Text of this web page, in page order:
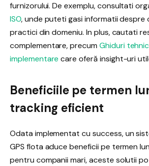
furnizorului. De exemplu, consultati
ISO, unde puteti gasi informatii despre
practici din domeniu. In plus, cautati
complementare, precum Ghiduri
implementare care oferă insight-uri
Beneficiile pe termen
tracking eficient
Odata implementat cu success, un
GPS flota aduce beneficii pe termen
pentru companii mari, aceste solutii